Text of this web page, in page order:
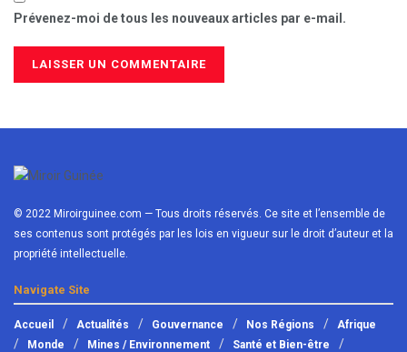
Prévenez-moi de tous les nouveaux articles par e-mail.
© 2022 Miroirguinee.com — Tous droits réservés. Ce site et l’ensemble de
ses contenus sont protégés par les lois en vigueur sur le droit d’auteur et la
propriété intellectuelle.
Navigate Site
Accueil Actualités Gouvernance Nos Régions
Afrique
Monde
Mines / Environnement Santé et Bien-être